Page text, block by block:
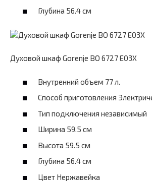
Глубина 56.4 см
Духовой шкаф Gorenje BO 6727 E03X
Внутренний объем 77 л.
Способ приготовления
Тип подключения независимый
Ширина 59.5 см
Высота 59.5 см
Глубина 56.4 см
Цвет Нержавейка